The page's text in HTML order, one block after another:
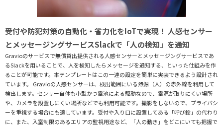
受付や防犯対策の自動化・省力化をIoTで実現！ 人感センサー
とメッセージングサービスSlackで「人の検知」を通知
Gravioのサービスで無償貸出提供される人感センサーとメッセージングサービスであ
るSlackを用いることで、人を検知したらメッセージを通知する、といった仕組みを作
ることが可能です。本テンプレートはこの一連の設定を簡単に実装できるよう設計され
ています。 Gravioの人感センサーは、検出範囲にいる熱源（人）の赤外線を利用して
検出します。センサー自体も小型かつ電池による駆動なので、電源が取りにくい場所
や、カメラを設置しにくい場所などでも利用可能です。撮影をしないので、プライバシ
ーを重視する場合にも適しています。受付や入り口に設置してある「呼び鈴」の代わり
に、また、入室制限のあるエリアの監視用途など、「人の動き」をどこにいても把握で